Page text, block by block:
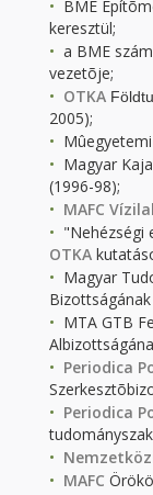
BME
keresztül;
a BME
vezetõje;
OTKA
2005);
Magyar
(1996-98);
MAFC
"Nehézségi
OTKA
Magyar
MTA GTB
Periodica
Periodica
MAFC